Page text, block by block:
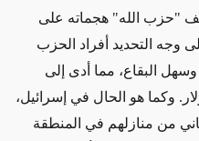
"حزب الله" هجماته على
وجه التحديد أفراد الحزب
البقاع، مما أدى إلى
بنحو 1.5 مليار دولار. وكما هو الحال في إسرائيل،
من منازلهم في المنطقة